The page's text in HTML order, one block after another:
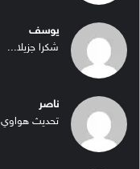
يوسف
شكرا جزيلا...
ناصر
تحديث هواوي 8...